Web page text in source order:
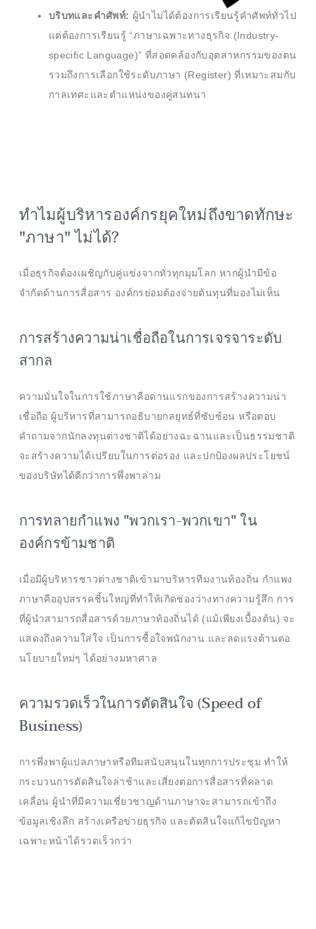
บริบทและคำศัพท์: ผู้นำไม่ได้ต้องการเรียนรู้คำศัพท์ทั่วไป
แต่ต้องการเรียนรู้ “ภาษาเฉพาะทางธุรกิจ (Industry-
specific Language)” ที่สอดคล้องกับอุตสาหกรรมของตน
รวมถึงการเลือกใช้ระดับภาษา (Register) ที่เหมาะสมกับ
กาลเทศะและตำแหน่งของคู่สนทนา
ทำไมผู้บริหารองค์กรยุคใหม่ถึงขาดทักษะ
"ภาษา" ไม่ได้?
เมื่อธุรกิจต้องเผชิญกับคู่แข่งจากทั่วทุกมุมโลก หากผู้นำมีข้อ
จำกัดด้านการสื่อสาร องค์กรย่อมต้องจ่ายต้นทุนที่มองไม่เห็น
การสร้างความน่าเชื่อถือในการเจรจาระดับ
สากล
ความมั่นใจในการใช้ภาษาคือด่านแรกของการสร้างความน่า
เชื่อถือ ผู้บริหารที่สามารถอธิบายกลยุทธ์ที่ซับซ้อน หรือตอบ
คำถามจากนักลงทุนต่างชาติได้อย่างฉะฉานและเป็นธรรมชาติ
จะสร้างความได้เปรียบในการต่อรอง และปกป้องผลประโยชน์
ของบริษัทได้ดีกว่าการพึ่งพาล่าม
การทลายกำแพง "พวกเรา-พวกเขา" ใน
องค์กรข้ามชาติ
เมื่อมีผู้บริหารชาวต่างชาติเข้ามาบริหารทีมงานท้องถิ่น กำแพง
ภาษาคืออุปสรรคชิ้นใหญ่ที่ทำให้เกิดช่องว่างทางความรู้สึก การ
ที่ผู้นำสามารถสื่อสารด้วยภาษาท้องถิ่นได้ (แม้เพียงเบื้องต้น) จะ
แสดงถึงความใส่ใจ เป็นการซื้อใจพนักงาน และลดแรงต้านต่อ
นโยบายใหม่ๆ ได้อย่างมหาศาล
ความรวดเร็วในการตัดสินใจ (Speed of
Business)
การพึ่งพาผู้แปลภาษาหรือทีมสนับสนุนในทุกการประชุม ทำให้
กระบวนการตัดสินใจล่าช้าและเสี่ยงต่อการสื่อสารที่คลาด
เคลื่อน ผู้นำที่มีความเชี่ยวชาญด้านภาษาจะสามารถเข้าถึง
ข้อมูลเชิงลึก สร้างเครือข่ายธุรกิจ และตัดสินใจแก้ไขปัญหา
เฉพาะหน้าได้รวดเร็วกว่า